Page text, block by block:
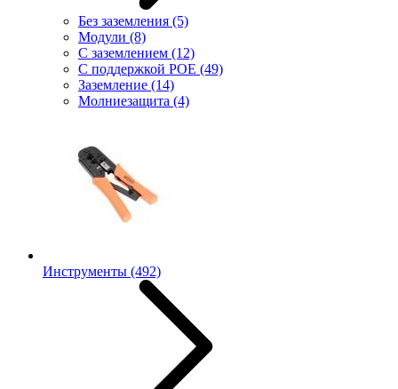
Без заземления (5)
Модули (8)
С заземлением (12)
С поддержкой POE (49)
Заземление (14)
Молниезащита (4)
Инструменты (492)